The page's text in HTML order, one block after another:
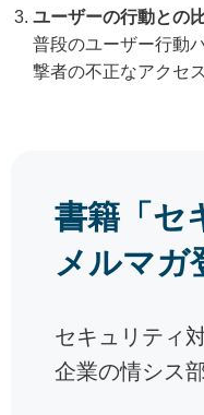
ユーザーの行動との
普段のユーザー行動
撃者の不正なアクセ
書籍「セ
メルマガ
セキュリティ
企業の情シス